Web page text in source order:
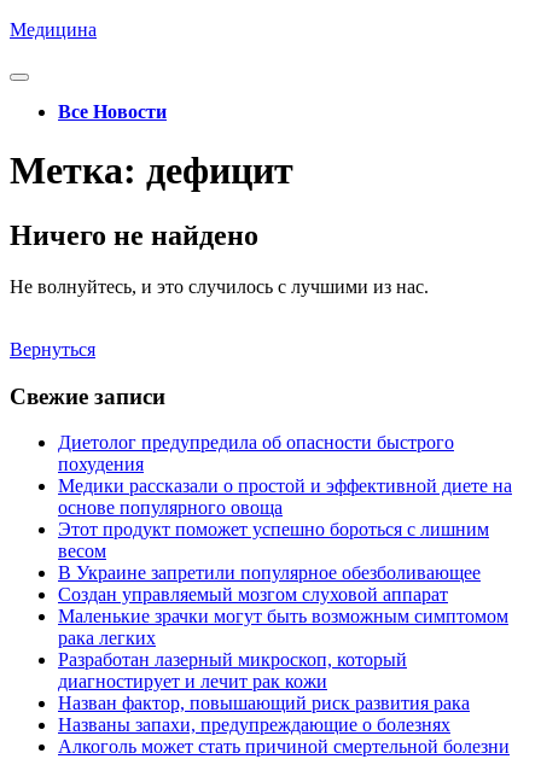
Перейти
содержимому
Медицина
Кнопка
ОткрытьВсе Новости
Закрыть
Метка: дефицит
Ничего не найдено
Не волнуйтесь, и это случилось с лучшими из нас.
ВернутьсяВернуться
Свежие записи
Диетолог предупредила об опасности быстрого
похудения
Медики рассказали о простой и эффективной диете на
основе популярного овоща
Этот продукт поможет успешно бороться с лишним
весом
В Украине запретили популярное обезболивающее
Создан управляемый мозгом слуховой аппарат
Маленькие зрачки могут быть возможным симптомом
рака легких
Разработан лазерный микроскоп, который
диагностирует и лечит рак кожи
Назван фактор, повышающий риск развития рака
Названы запахи, предупреждающие о болезнях
Алкоголь может стать причиной смертельной болезни